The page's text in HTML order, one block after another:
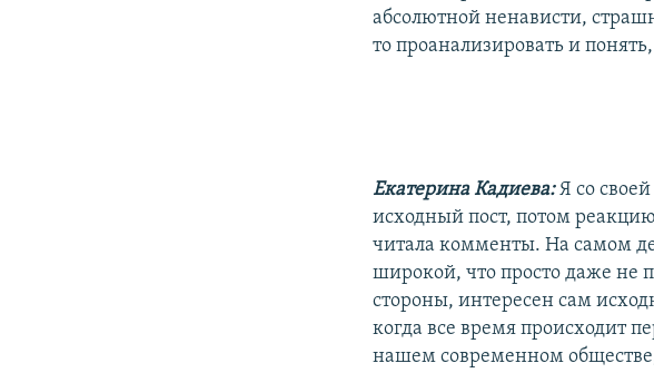
абсолютной ненависти,
то проанализировать и
Екатерина Кадиева:Я со
исходный пост, потом
читала комменты. На самом
широкой, что просто даже не
стороны, интересен сам
когда все время происходит
нашем современном обществе,